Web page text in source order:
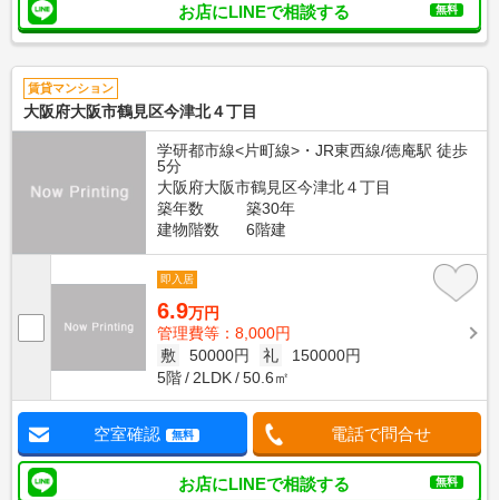
お店にLINEで相談する 無料
賃貸マンション
大阪府大阪市鶴見区今津北４丁目
学研都市線<片町線>・JR東西線/徳庵駅 徒歩
5分
大阪府大阪市鶴見区今津北４丁目
築年数
築30年
建物階数
6階建
即入居
6.9万円
管理費等：8,000円
敷
50000円 礼
150000円
5階
2LDK 50.6㎡
空室確認 無料 電話で問合せ
お店にLINEで相談する 無料